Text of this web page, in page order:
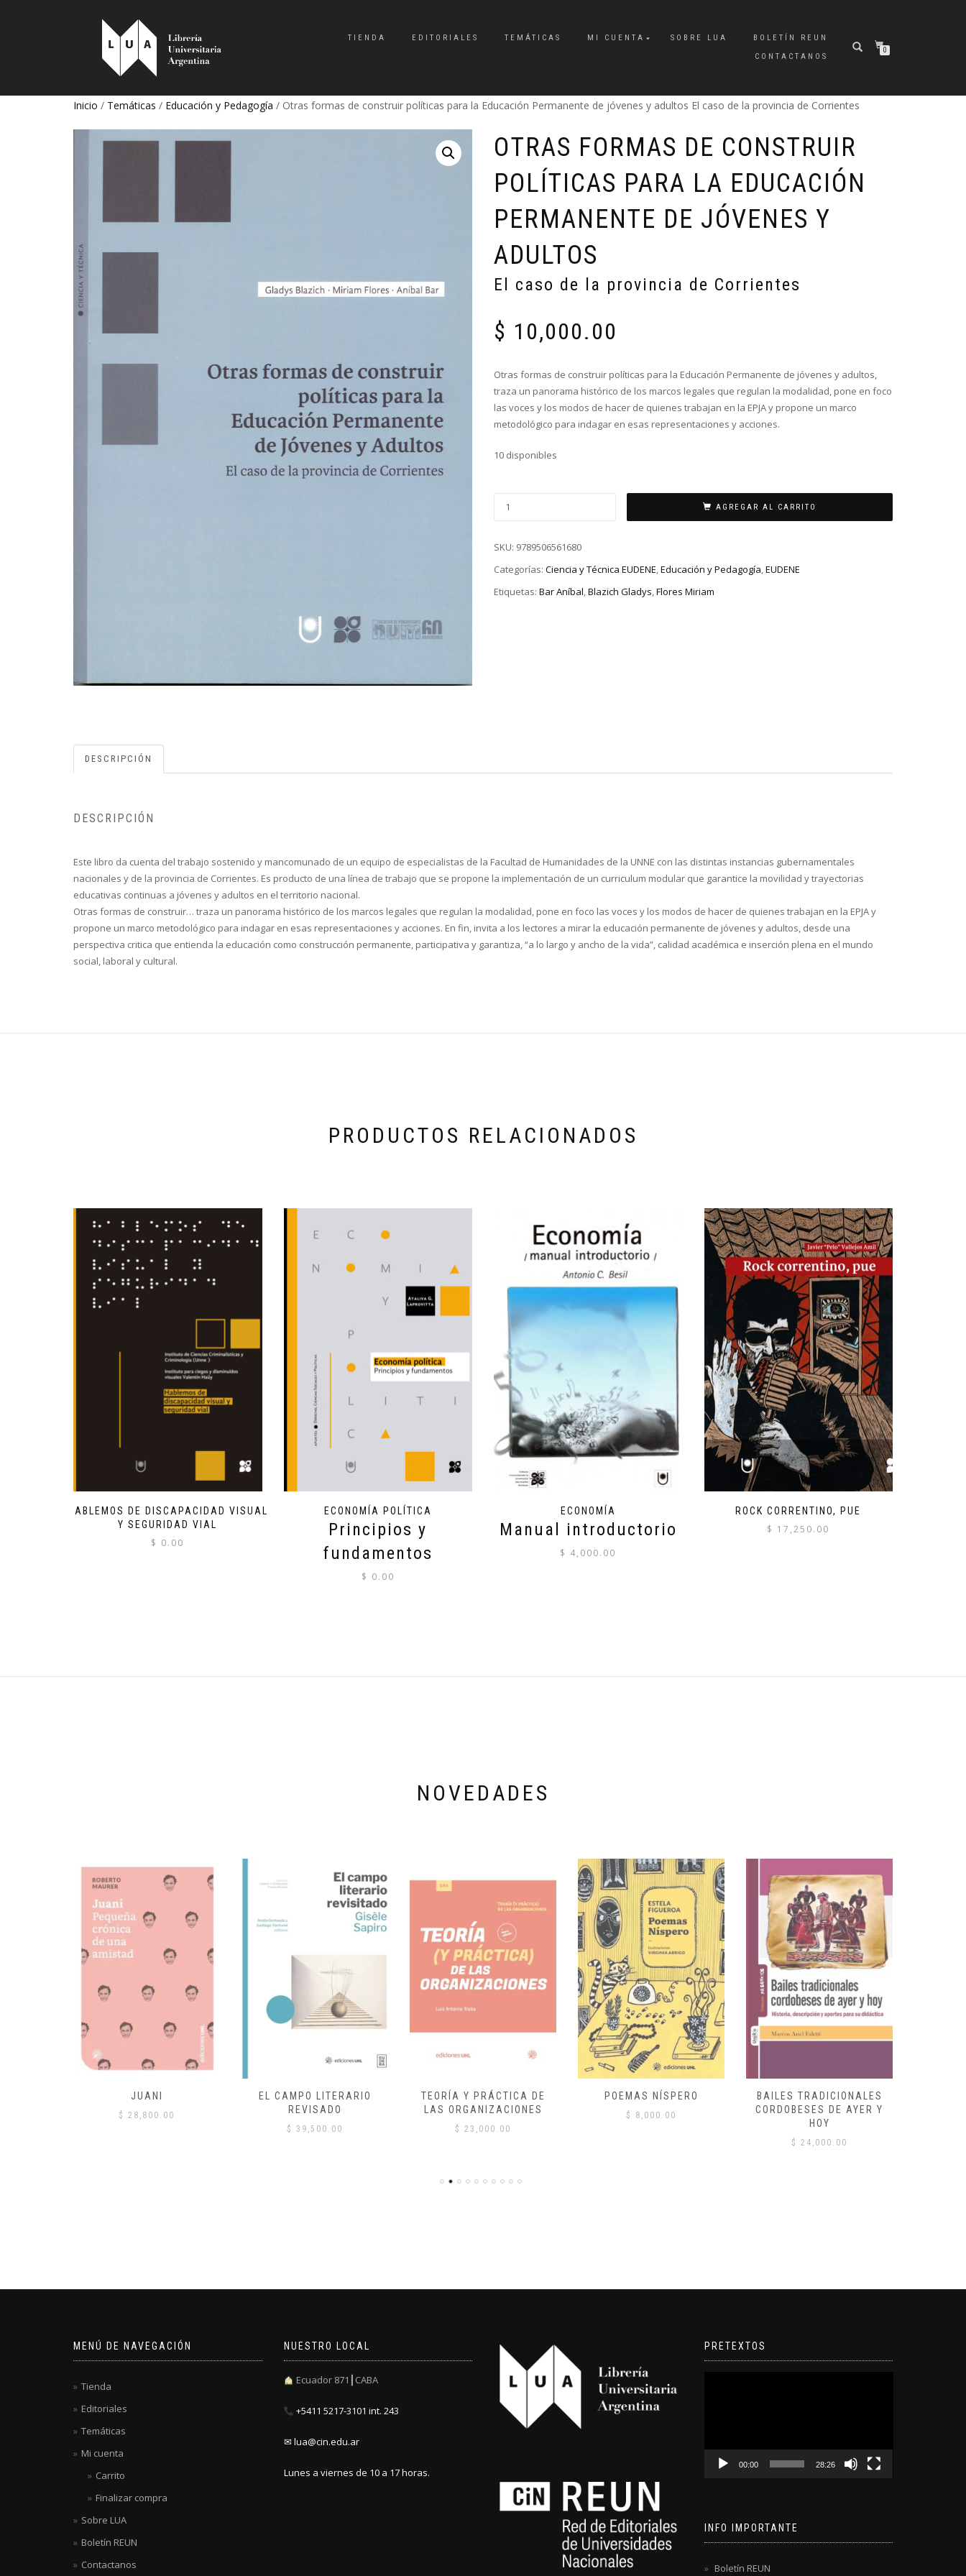
TIENDA EDITORIALES TEMÁTICAS MI CUENTA SOBRE LUA
BOLETÍN REUN
CONTACTANOS
0
Inicio / Temáticas / Educación y Pedagogía / Otras formas de construir políticas para la Educación Permanente de jóvenes y adultos El caso de la provincia de Corrientes
OTRAS FORMAS DE CONSTRUIR
POLÍTICAS PARA LA EDUCACIÓN
PERMANENTE DE JÓVENES Y
ADULTOS
El caso de la provincia de Corrientes
$ 10,000.00
Otras formas de construir políticas para la Educación Permanente de jóvenes y adultos,
traza un panorama histórico de los marcos legales que regulan la modalidad, pone en foco
las voces y los modos de hacer de quienes trabajan en la EPJA y propone un marco
metodológico para indagar en esas representaciones y acciones.
10 disponibles
AGREGAR AL CARRITO
SKU: 9789506561680
Categorías: Ciencia y Técnica EUDENE,Educación y Pedagogía,EUDENE
Etiquetas: Bar Aníbal,Blazich Gladys,Flores Miriam
DESCRIPCIÓN
DESCRIPCIÓN
Este libro da cuenta del trabajo sostenido y mancomunado de un equipo de especialistas de la Facultad de Humanidades de la UNNE con las distintas instancias gubernamentales
nacionales y de la provincia de Corrientes. Es producto de una línea de trabajo que se propone la implementación de un curriculum modular que garantice la movilidad y trayectorias
educativas continuas a jóvenes y adultos en el territorio nacional.
Otras formas de construir… traza un panorama histórico de los marcos legales que regulan la modalidad, pone en foco las voces y los modos de hacer de quienes trabajan en la EPJA y
propone un marco metodológico para indagar en esas representaciones y acciones. En fin, invita a los lectores a mirar la educación permanente de jóvenes y adultos, desde una
perspectiva critica que entienda la educación como construcción permanente, participativa y garantiza, “a lo largo y ancho de la vida”, calidad académica e inserción plena en el mundo
social, laboral y cultural.
PRODUCTOS RELACIONADOS
HABLEMOS DE DISCAPACIDAD VISUAL
Y SEGURIDAD VIAL
$ 0.00
ECONOMÍA POLÍTICA
Principios y
fundamentos
$ 0.00
ECONOMÍA
Manual introductorio
$ 4,000.00
ROCK CORRENTINO, PUE
$ 17,250.00
NOVEDADES
JUANI
$ 28,800.00
EL CAMPO LITERARIO
REVISADO
$ 39,500.00
TEORÍA Y PRÁCTICA DE
LAS ORGANIZACIONES
$ 23,000.00
POEMAS NÍSPERO
$ 8,000.00
BAILES TRADICIONALES
CORDOBESES DE AYER Y
HOY
$ 24,000.00
MENÚ DE NAVEGACIÓN
Tienda
Editoriales
Temáticas
Mi cuenta
Carrito
Finalizar compra
Sobre LUA
Boletín REUN
Contactanos
NUESTRO LOCAL
Ecuador 871┃CABA
+5411 5217-3101 int. 243
✉ lua@cin.edu.ar
Lunes a viernes de 10 a 17 horas.
PRETEXTOS
00:00 28:26
INFO IMPORTANTE
Boletín REUN